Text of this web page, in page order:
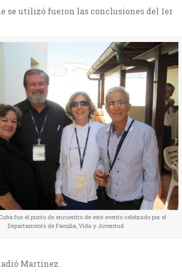
se utilizó fueron las conclusiones del 1er
fue el punto de encuentro de este evento celebrado por el
Departamento de Familia, Vida y Juventud.
Martínez.